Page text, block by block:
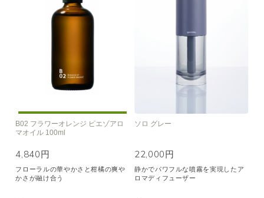
B02 フラワーオレンジ ピエゾアロ
マオイル 100ml
4,840円
フローラルの華やかさと柑橘の爽や
かさが融け合う
ソロ グレー
22,000円
静かでパワフルな噴霧を実現したア
ロマディフューザー